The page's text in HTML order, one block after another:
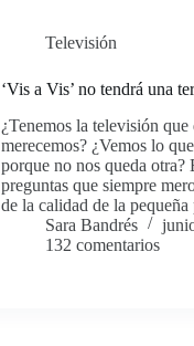
Televisión
‘Vis a Vis’ no tendrá una
¿Tenemos la televisión
merecemos? ¿Vemos lo
porque no nos queda otra?
preguntas que siempre
de la calidad de la
Sara Bandrés
132 comentarios